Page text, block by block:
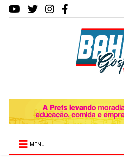
MENU